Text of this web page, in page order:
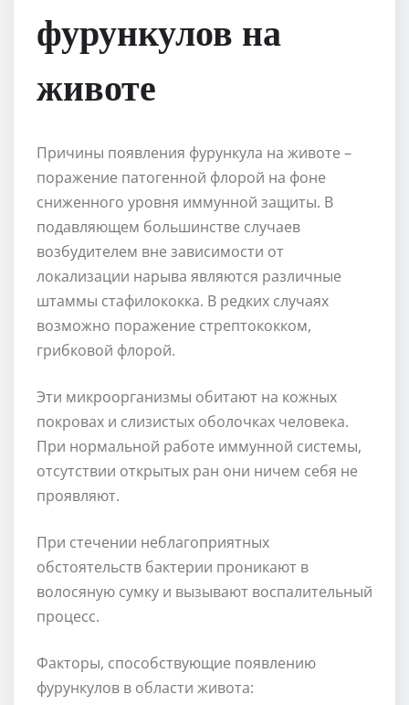
фурункулов на
животе
Причины появления фурункула на животе –
поражение патогенной флорой на фоне
сниженного уровня иммунной защиты. В
подавляющем большинстве случаев
возбудителем вне зависимости от
локализации нарыва являются различные
штаммы стафилококка. В редких случаях
возможно поражение стрептококком,
грибковой флорой.
Эти микроорганизмы обитают на кожных
покровах и слизистых оболочках человека.
При нормальной работе иммунной системы,
отсутствии открытых ран они ничем себя не
проявляют.
При стечении неблагоприятных
обстоятельств бактерии проникают в
волосяную сумку и вызывают воспалительный
процесс.
Факторы, способствующие появлению
фурункулов в области живота: